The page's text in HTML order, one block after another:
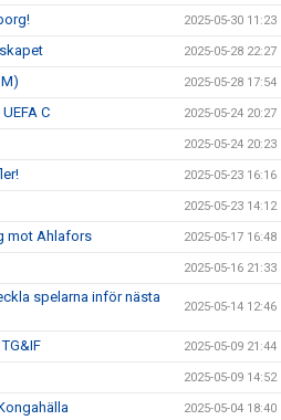
2025-05-30 11:23
2025-05-28 22:27
2025-05-28 17:54
C 2025-05-24 20:27
2025-05-24 20:23
2025-05-23 16:16
2025-05-23 14:12
mot Ahlafors 2025-05-17 16:48
2025-05-16 21:33
spelarna inför nästa
2025-05-14 12:46
2025-05-09 21:44
2025-05-09 14:52
2025-05-04 18:40